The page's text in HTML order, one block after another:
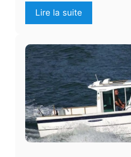
Lire la suite